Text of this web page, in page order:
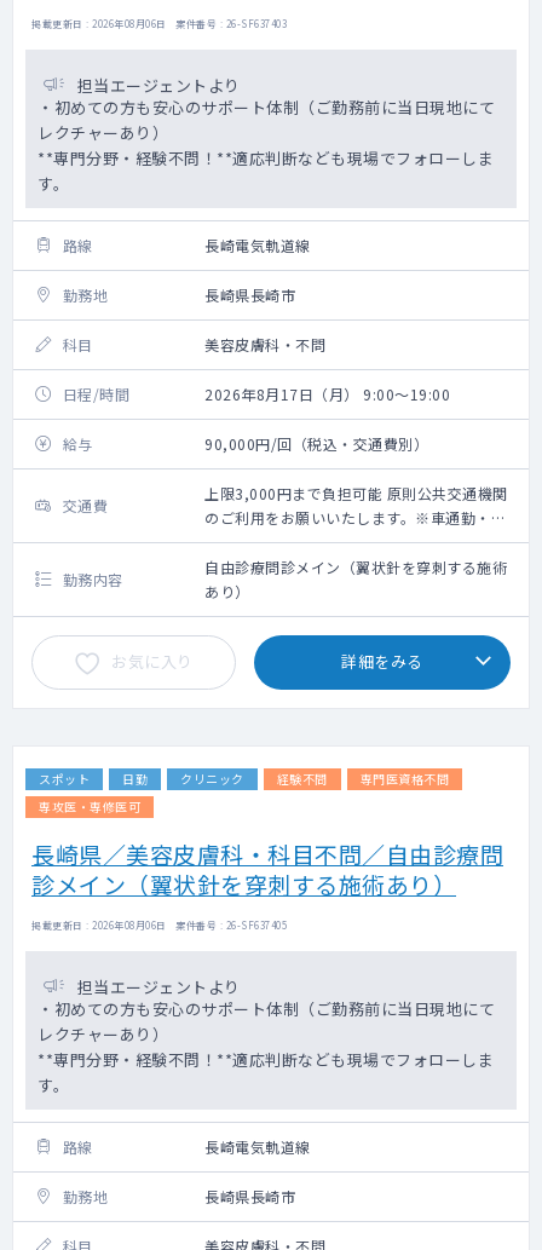
掲載更新日 : 2026年08月06日 案件番号 : 26-SF637403
担当エージェントより
・初めての方も安心のサポート体制（ご勤務前に当日現地にて
レクチャーあり）
**専門分野・経験不問！**適応判断なども現場でフォローしま
す。
路線 長崎電気軌道線
勤務地 長崎県長崎市
科目 美容皮膚科・不問
日程/時間 2026年8月17日（月） 9:00～19:00
給与 90,000円/回（税込・交通費別）
交通費
上限3,000円まで負担可能 原則公共交通機関
のご利用をお願いいたします。※車通勤・タ
クシー利用要相談
勤務内容
自由診療問診メイン（翼状針を穿刺する施術
あり）
お気に入り 詳細をみる
スポット 日勤 クリニック 経験不問
専門医資格不問
専攻医・専修医可
長崎県／美容皮膚科・科目不問／自由診療問
診メイン（翼状針を穿刺する施術あり）
掲載更新日 : 2026年08月06日 案件番号 : 26-SF637405
担当エージェントより
・初めての方も安心のサポート体制（ご勤務前に当日現地にて
レクチャーあり）
**専門分野・経験不問！**適応判断なども現場でフォローしま
す。
路線 長崎電気軌道線
勤務地 長崎県長崎市
科目 美容皮膚科・不問